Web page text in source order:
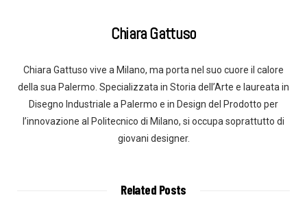
Chiara Gattuso
Chiara Gattuso vive a Milano, ma porta nel suo cuore il calore
della sua Palermo. Specializzata in Storia dell’Arte e laureata in
Disegno Industriale a Palermo e in Design del Prodotto per
l’innovazione al Politecnico di Milano, si occupa soprattutto di
giovani designer.
Related Posts